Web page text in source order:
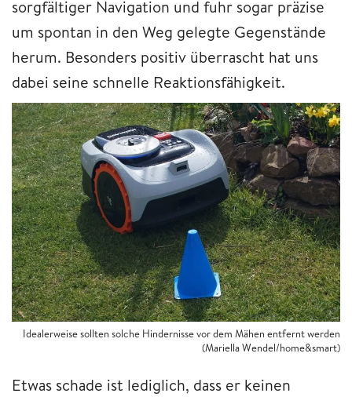
sorgfältiger Navigation und fuhr sogar präzise
um spontan in den Weg gelegte Gegenstände
herum. Besonders positiv überrascht hat uns
dabei seine schnelle Reaktionsfähigkeit.
Idealerweise sollten solche Hindernisse vor dem Mähen entfernt werden
(Mariella Wendel/home&smart)
Etwas schade ist lediglich, dass er keinen